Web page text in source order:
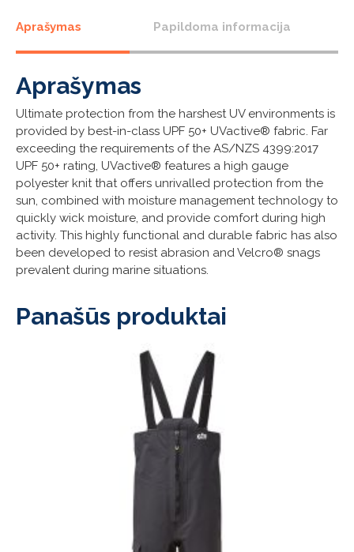
Zip
Navy
Aprašymas Papildoma informacija
Aprašymas
Ultimate protection from the harshest UV environments is
provided by best-in-class UPF 50+ UVactive® fabric. Far
exceeding the requirements of the AS/NZS 4399:2017
UPF 50+ rating, UVactive® features a high gauge
polyester knit that offers unrivalled protection from the
sun, combined with moisture management technology to
quickly wick moisture, and provide comfort during high
activity. This highly functional and durable fabric has also
been developed to resist abrasion and Velcro® snags
prevalent during marine situations.
Panašūs produktai